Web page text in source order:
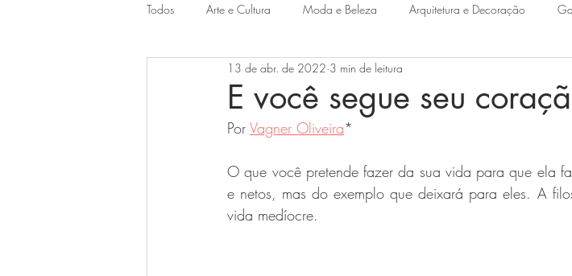
Todos Arte e Cultura Moda e Beleza Arquitetura e Decoração
Vagner Oliveira Lizi Ricco Vanessa Campos
Gabi Minussi
Luigi Bitencourt Miréia Borges Saúde e Estética Gabrielle
E você segue seu
13 de abr. de 2022 3 min de leitura
Por Vagner Oliveira*
O que você pretende fazer da sua vida para que ela
e netos, mas do exemplo que deixará para eles. A
vida medíocre.